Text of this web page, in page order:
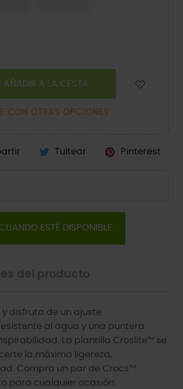
AÑADIR A LA CESTA
CON OTRAS OPCIONES
Tuitear Pinterest
ESTÉ DISPONIBLE.
y disfruta de un ajuste
al agua y una puntera
La plantilla Croslite™ se
la máxima ligereza,
Compra un par de Crocs™
para cualquier ocasión.